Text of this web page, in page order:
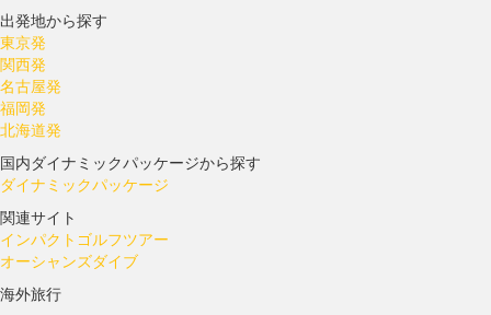
出発地から探す
東京発
関西発
名古屋発
福岡発
北海道発
国内ダイナミックパッケージから探す
ダイナミックパッケージ
関連サイト
インパクトゴルフツアー
オーシャンズダイブ
海外旅行